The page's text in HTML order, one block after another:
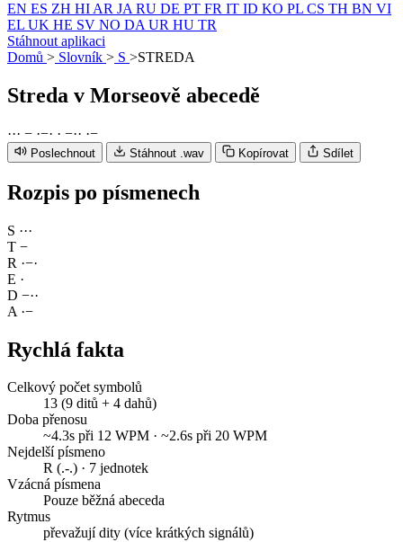
EN ES ZH HI AR JA RU DE PT FR IT ID KO PL CS TH BN VI
EL UK HE SV NO DA UR HU TR
Stáhnout aplikaci
Domů > Slovník > S >STREDA
Streda v Morseově abecedě
··· − ·−· · −·· ·−
Poslechnout Stáhnout .wav Kopírovat Sdílet
Rozpis po písmenech
S ···
T −
R ·−·
E ·
D −··
A ·−
Rychlá fakta
Celkový počet symbolů
13 (9 ditů + 4 dahů)
Doba přenosu
~4.3s při 12 WPM · ~2.6s při 20 WPM
Nejdelší písmeno
R (.-.) · 7 jednotek
Vzácná písmena
Pouze běžná abeceda
Rytmus
převažují dity (více krátkých signálů)